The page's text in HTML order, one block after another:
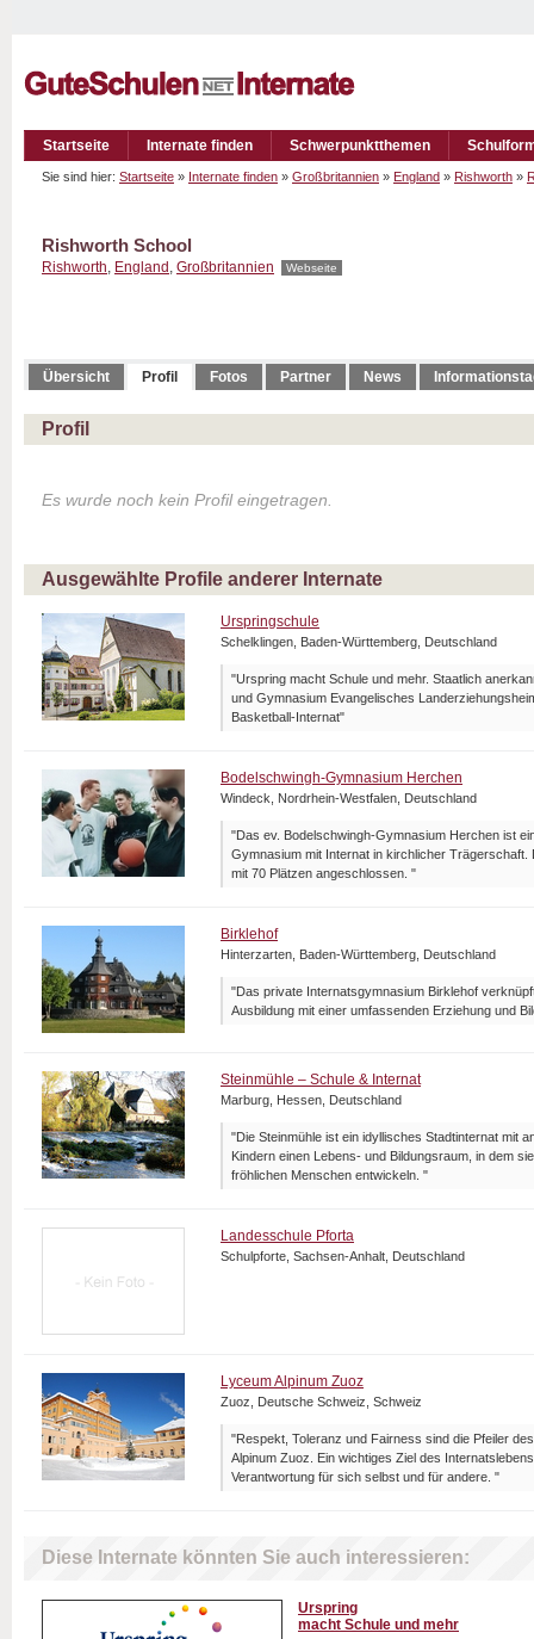
Startseite Internate finden Schwerpunktthemen
Sie sind hier: Startseite » Internate finden » Großbritannien » England » Rishworth »
Rishworth School
Rishworth, England , Großbritannien Webseite
Übersicht Profil Fotos Partner News
Profil
Es wurde noch kein Profil eingetragen.
Ausgewählte Profile anderer Internate
Urspringschule
Schelklingen, Baden-Württemberg, Deutschland
"Urspring macht Schule und mehr. Staatlich
und Gymnasium Evangelisches
Basketball-Internat"
Bodelschwingh-Gymnasium Herchen
Windeck, Nordrhein-Westfalen, Deutschland
"Das ev. Bodelschwingh-Gymnasium Herchen ist
Gymnasium mit Internat in kirchlicher Trägerschaft.
mit 70 Plätzen angeschlossen. "
Birklehof
Hinterzarten, Baden-Württemberg, Deutschland
"Das private Internatsgymnasium Birklehof
Ausbildung mit einer umfassenden Erziehung und
Steinmühle – Schule & Internat
Marburg, Hessen, Deutschland
"Die Steinmühle ist ein idyllisches Stadtinternat mit
Kindern einen Lebens- und Bildungsraum, in dem
fröhlichen Menschen entwickeln. "
Landesschule Pforta
Schulpforte, Sachsen-Anhalt, Deutschland
Lyceum Alpinum Zuoz
Zuoz, Deutsche Schweiz, Schweiz
"Respekt, Toleranz und Fairness sind die Pfeiler
Alpinum Zuoz. Ein wichtiges Ziel des
Verantwortung für sich selbst und für andere. "
Diese Internate könnten Sie auch interessieren:
Urspring
macht Schule und mehr